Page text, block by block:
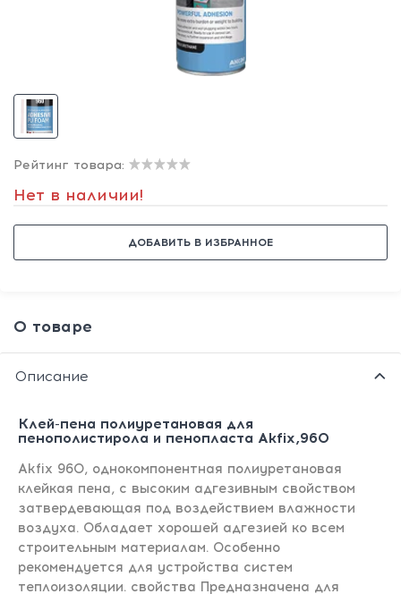
Рейтинг товара:
Нет в наличии!
ДОБАВИТЬ В ИЗБРАННОЕ
О товаре
Описание
Клей-пена полиуретановая для
пенополистирола и пенопласта Akfix,960
Akfix 960, однокомпонентная полиуретановая
клейкая пена, с высоким адгезивным свойством
затвердевающая под воздействием влажности
воздуха. Обладает хорошей адгезией ко всем
строительным материалам. Особенно
рекомендуется для устройства систем
теплоизоляции. свойства Предназначена для